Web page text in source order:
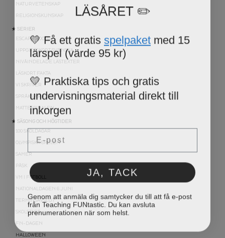
NATURVETENSKAP
RELIGIONSKUNSKAP
★ SERIER
ESCAPE ROOMS
UPPGIFTSKORT SVENSKA
NIVÅINDELADE LÄSTEXTER
LÄSKORT FAKTA
VI SKRIVER
SPRÅKSPIRALEN
MATTESPIRALEN
★ SÄSONG OCH HÖGTIDER
100 SKOLDAGAR
OLYMPISKA SPELEN
SAMER
PÅSK
VM I FOTBOLL
NATIONALDAGEN 6 JUNI
TERMINSAVSLUT
SKOLSTART
FN-DAGEN
HALLOWEEN
LÄSÅRET ✏️
💛 Få ett gratis spelpaket med 15
lärspel (värde 95 kr)
💛 Praktiska tips och gratis
undervisningsmaterial direkt till
inkorgen
Email
JA, TACK
Genom att anmäla dig samtycker du till att få e-post
från Teaching FUNtastic. Du kan avsluta
prenumerationen när som helst.